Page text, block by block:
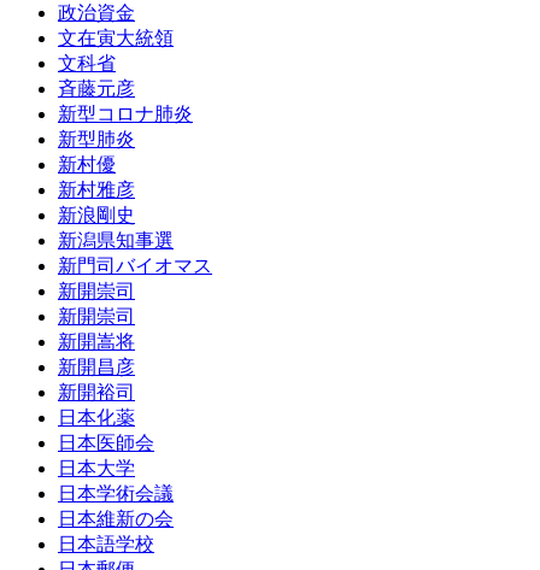
政治資金
文在寅大統領
文科省
斉藤元彦
新型コロナ肺炎
新型肺炎
新村優
新村雅彦
新浪剛史
新潟県知事選
新門司バイオマス
新開崇司
新開崇司
新開嵩将
新開昌彦
新開裕司
日本化薬
日本医師会
日本大学
日本学術会議
日本維新の会
日本語学校